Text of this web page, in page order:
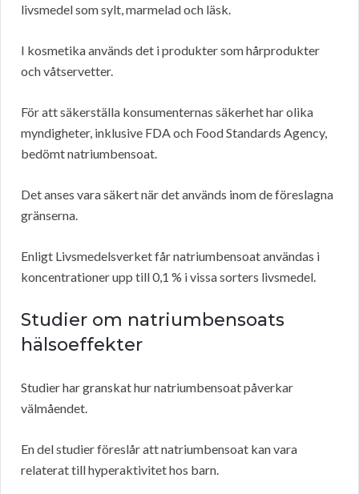
livsmedel som sylt, marmelad och läsk.
I kosmetika används det i produkter som hårprodukter
och våtservetter.
För att säkerställa konsumenternas säkerhet har olika
myndigheter, inklusive FDA och Food Standards Agency,
bedömt natriumbensoat.
Det anses vara säkert när det används inom de föreslagna
gränserna.
Enligt Livsmedelsverket får natriumbensoat användas i
koncentrationer upp till 0,1 % i vissa sorters livsmedel.
Studier om natriumbensoats
hälsoeffekter
Studier har granskat hur natriumbensoat påverkar
välmåendet.
En del studier föreslår att natriumbensoat kan vara
relaterat till hyperaktivitet hos barn.